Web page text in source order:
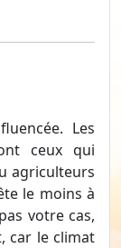
Les
ceux qui
agriculteurs
le moins à
votre cas,
car le climat